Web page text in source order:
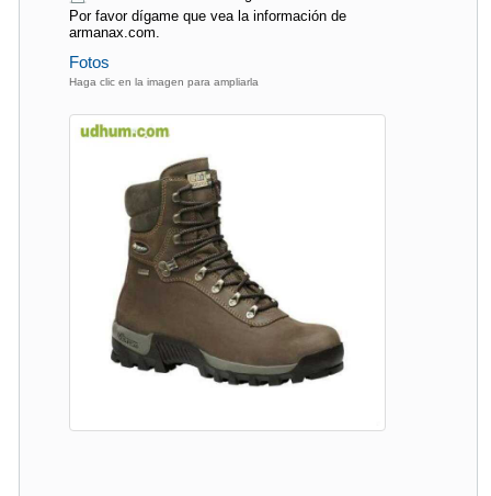
Por favor dígame que vea la información de
armanax.com.
Fotos
Haga clic en la imagen para ampliarla